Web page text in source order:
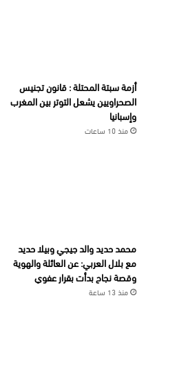
أزمة سبتة المحتلة : قانون تجنيس
الصحراويين يشعل التوتر بين المغرب
وإسبانيا
منذ 10 ساعات
محمد حديد والد جيجي وبيلا حديد
مع بلال العربي: عن العائلة والهوية
وقصة نجاح بدأت بقرار عفوي
منذ 13 ساعة